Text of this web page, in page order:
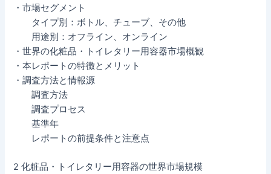
・市場セグメント
タイプ別：ボトル、チューブ、その他
用途別：オフライン、オンライン
・世界の化粧品・トイレタリー用容器市場概観
・本レポートの特徴とメリット
・調査方法と情報源
調査方法
調査プロセス
基準年
レポートの前提条件と注意点
2 化粧品・トイレタリー用容器の世界市場規模